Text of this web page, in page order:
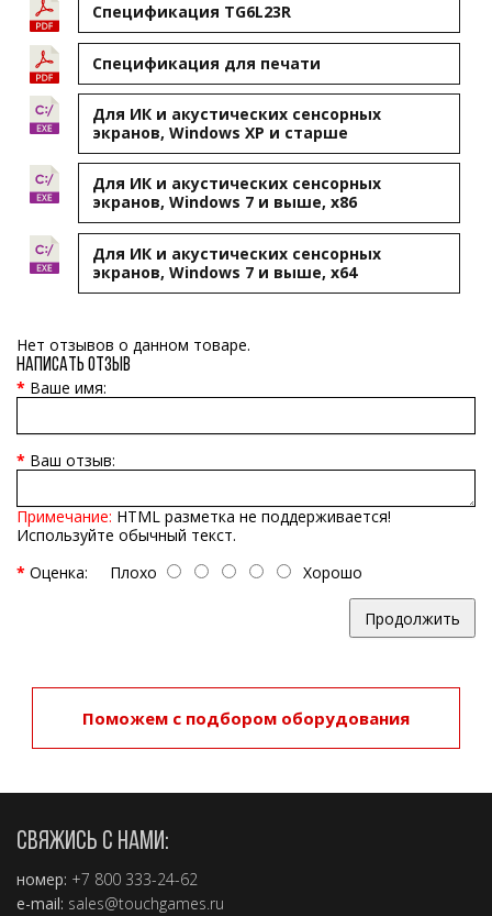
Спецификация TG6L23R
Cпецификация для печати
Для ИК и акустических сенсорных
экранов, Windows XP и старше
Для ИК и акустических сенсорных
экранов, Windows 7 и выше, x86
Для ИК и акустических сенсорных
экранов, Windows 7 и выше, x64
Нет отзывов о данном товаре.
Написать отзыв
Ваше имя:
Ваш отзыв:
Примечание: HTML разметка не поддерживается!
Используйте обычный текст.
Оценка: Плохо Хорошо
Продолжить
Поможем с подбором оборудования
СВЯЖИСЬ С НАМИ:
номер: +7 800 333-24-62
e-mail: sales@touchgames.ru